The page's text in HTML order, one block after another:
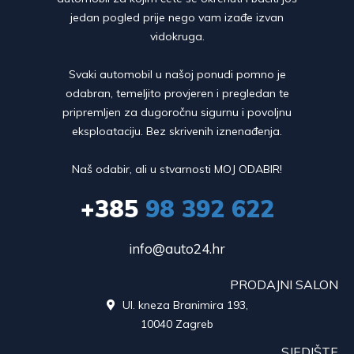
jedan pogled prije nego vam izađe izvan
vidokruga.
Svaki automobil u našoj ponudi pomno je
odabran, temeljito provjeren i pregledan te
pripremljen za dugoročnu sigurnu i povoljnu
eksploataciju. Bez skrivenih iznenađenja.
Naš odabir, ali u stvarnosti MOJ ODABIR!
+38598 392 622
info@auto24.hr
PRODAJNI SALON
Ul. kneza Branimira 193,
10040 Zagreb